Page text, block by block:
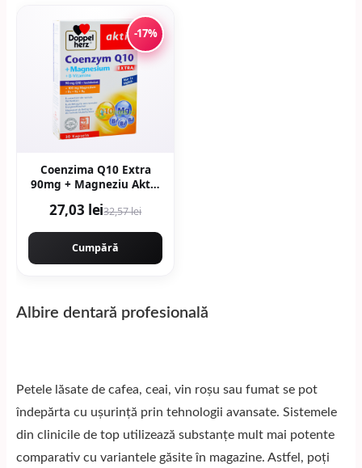
-17%
Coenzima Q10 Extra
90mg + Magneziu Aktiv
27,03 lei32,57 lei
Cumpără
Albire dentară profesională
Petele lăsate de cafea, ceai, vin roșu sau fumat se pot
îndepărta cu ușurință prin tehnologii avansate. Sistemele
din clinicile de top utilizează substanțe mult mai potente
comparativ cu variantele găsite în magazine. Astfel, poți